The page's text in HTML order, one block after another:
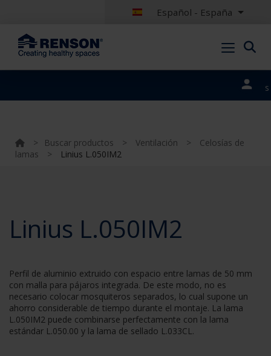
Español - España
portales
> Buscar productos > Ventilación >
Celosías de
lamas
> Linius L.050IM2
Linius L.050IM2
Perfil de aluminio extruido con espacio entre lamas de 50 mm
con malla para pájaros integrada. De este modo, no es
necesario colocar mosquiteros separados, lo cual supone un
ahorro considerable de tiempo durante el montaje. La lama
L.050IM2 puede combinarse perfectamente con la lama
estándar L.050.00 y la lama de sellado L.033CL.